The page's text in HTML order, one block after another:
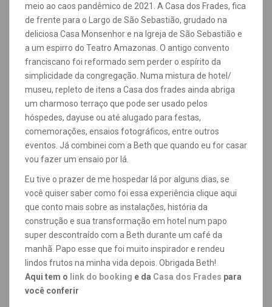
meio ao caos pandêmico de 2021. A Casa dos Frades, fica
de frente para o Largo de São Sebastião, grudado na
deliciosa Casa Monsenhor e na Igreja de São Sebastião e
a um espirro do Teatro Amazonas. O antigo convento
franciscano foi reformado sem perder o espírito da
simplicidade da congregação. Numa mistura de hotel/
museu, repleto de itens a Casa dos frades ainda abriga
um charmoso terraço que pode ser usado pelos
hóspedes, dayuse ou até alugado para festas,
comemorações, ensaios fotográficos, entre outros
eventos. Já combinei com a Beth que quando eu for casar
vou fazer um ensaio por lá.
Eu tive o prazer de me hospedar lá por alguns dias, se
você quiser saber como foi essa experiência clique aqui
que conto mais sobre as instalações, história da
construção e sua transformação em hotel num papo
super descontraído com a Beth durante um café da
manhã. Papo esse que foi muito inspirador e rendeu
lindos frutos na minha vida depois. Obrigada Beth!
Aqui tem o link do booking e da Casa dos Frades para
você conferir